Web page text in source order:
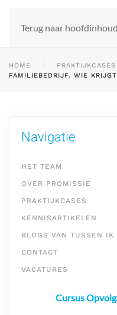
Terug naar hoofdinhoud
HOME PRAKTIJKCASES
FAMILIEBEDRIJF. WIE
Navigatie
HET TEAM
OVER PROMISSIE
PRAKTIJKCASES
KENNISARTIKELEN
BLOGS VAN TUSSEN
CONTACT
VACATURES
Cursus